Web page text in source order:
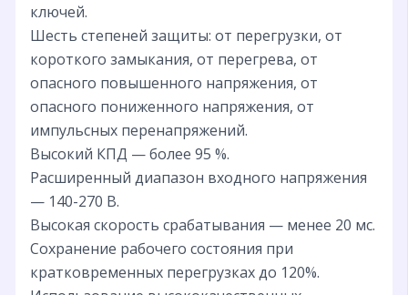
ключей.
Шесть степеней защиты: от перегрузки, от
короткого замыкания, от перегрева, от
опасного повышенного напряжения, от
опасного пониженного напряжения, от
импульсных перенапряжений.
Высокий КПД — более 95 %.
Расширенный диапазон входного напряжения
— 140-270 В.
Высокая скорость срабатывания — менее 20 мс.
Сохранение рабочего состояния при
кратковременных перегрузках до 120%.